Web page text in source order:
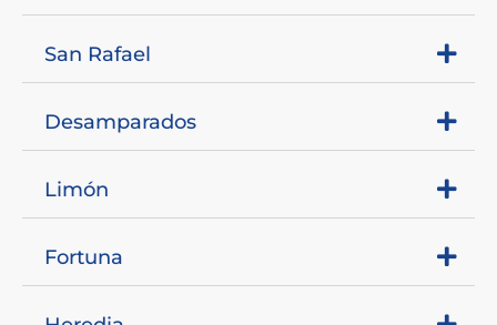
San Rafael
Desamparados
Limón
Fortuna